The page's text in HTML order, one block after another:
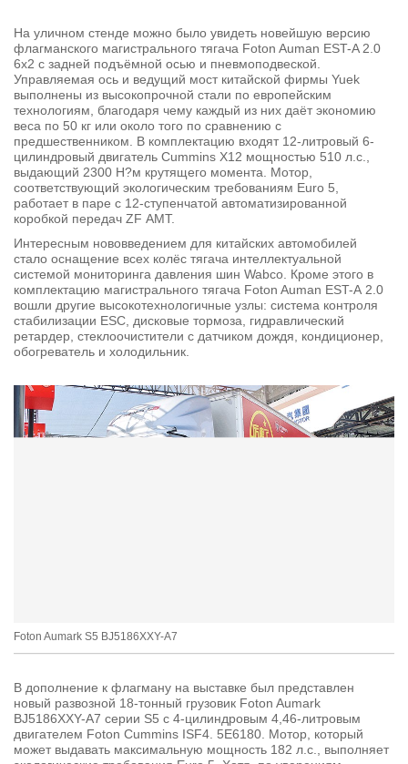
На уличном стенде можно было увидеть новейшую версию
флагманского магистрального тягача Foton Auman EST-A 2.0
6х2 с задней подъёмной осью и пневмоподвеской.
Управляемая ось и ведущий мост китайской фирмы Yuek
выполнены из высокопрочной стали по европейским
технологиям, благодаря чему каждый из них даёт экономию
веса по 50 кг или около того по сравнению с
предшественником. В комплектацию входят 12-литровый 6-
цилиндровый двигатель Cummins X12 мощностью 510 л.с.,
выдающий 2300 Н?м крутящего момента. Мотор,
соответствующий экологическим требованиям Euro 5,
работает в паре с 12-ступенчатой автоматизированной
коробкой передач ZF АМТ.
Интересным нововведением для китайских автомобилей
стало оснащение всех колёс тягача интеллектуальной
системой мониторинга давления шин Wabco. Кроме этого в
комплектацию магистрального тягача Foton Auman EST-A 2.0
вошли другие высокотехнологичные узлы: система контроля
стабилизации ESC, дисковые тормоза, гидравлический
ретардер, стеклоочистители с датчиком дождя, кондиционер,
обогреватель и холодильник.
Foton Aumark S5 BJ5186XXY-A7
В дополнение к флагману на выставке был представлен
новый развозной 18-тонный грузовик Foton Aumark
BJ5186XXY-A7 серии S5 с 4-цилиндровым 4,46-литровым
двигателем Foton Cummins ISF4. 5Е6180. Мотор, который
может выдавать максимальную мощность 182 л.с., выполняет